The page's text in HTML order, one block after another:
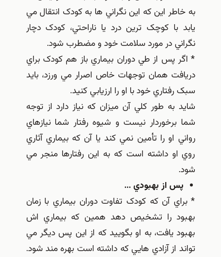
به خاطر اين که اين نگراني ها به کودک انتقال مي
يابد با کوچک ترين درد يا ناراحتي، کودک دچار
نگراني در مورد سلامت خود و مضطرب شود.
* اگر پس از طي دوران بيماري باز هم کودک براي
دريافت همان توجهات خاص اصرار مي ورزد، بايد
سبک رفتاري خود با او را ارزيابي کنيد.
شايد به طور کلي آن ميزان که نياز دارد از توجه
شما برخوردار نيست و شيوه رفتار شما نيازهاي
رواني او را تأمين نمي کند يا آن که بيماري آثاري
روي او داشته است که به اين رفتارها منجر مي
شود.
پس از بهبودي …
* براي آن که کودک تفاوت دوران بيماري با زمان
بهبود را تشخيص دهد همين که بيماري اش
بهبود يافت، به او بگوييد که از اين پس ديگر مي
تواند از آزادي هايي که داشته است بهره مند شود.